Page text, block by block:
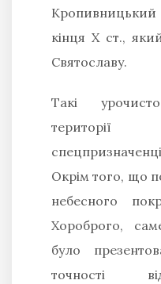
Кропивницький
кінця X ст.,
Святославу.
Такі
Окрім того, що
небесного
Хороброго,
було
точності